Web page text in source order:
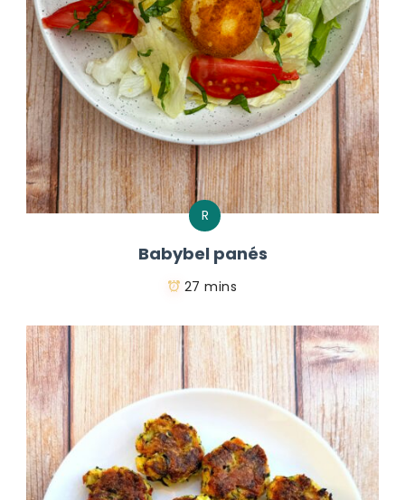
R
Babybel panés
27 mins